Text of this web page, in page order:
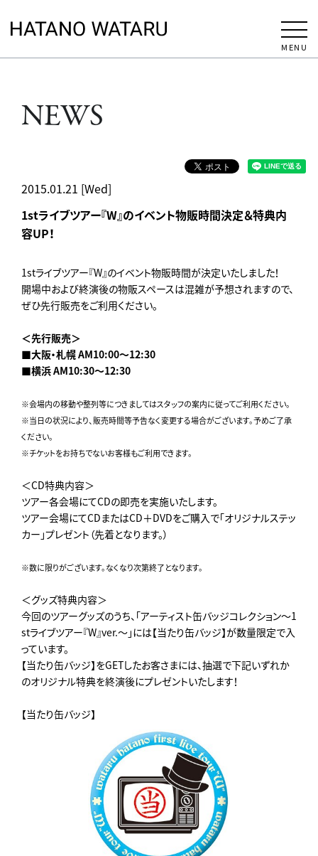
MENU
NEWS
2015.01.21 [Wed]
1stライブツアー『W』のイベント物販時間決定＆特典内
容UP！
1stライブツアー『W』のイベント物販時間が決定いたしました！
開場中および終演後の物販スペースは混雑が予想されますので、
ぜひ先行販売をご利用ください。
＜先行販売＞
■大阪・札幌 AM10:00～12:30
■横浜 AM10:30〜12:30
※会場内の移動や整列等につきましてはスタッフの案内に従ってご利用ください。
※当日の状況により、販売時間等予告なく変更する場合がございます。予めご了承
ください。
※チケットをお持ちでないお客様もご利用できます。
＜CD特典内容＞
ツアー各会場にてCDの即売を実施いたします。
ツアー会場にてCDまたはCD＋DVDをご購入で「オリジナルステッ
カー」プレゼント（先着となります。）
※数に限りがございます。なくなり次第終了となります。
＜グッズ特典内容＞
今回のツアーグッズのうち、「アーティスト缶バッジコレクション～1
stライブツアー『W』ver.～」には【当たり缶バッジ】が数量限定で入
っています。
【当たり缶バッジ】をGETしたお客さまには、抽選で下記いずれか
のオリジナル特典を終演後にプレゼントいたします！
​【当たり缶バッジ】